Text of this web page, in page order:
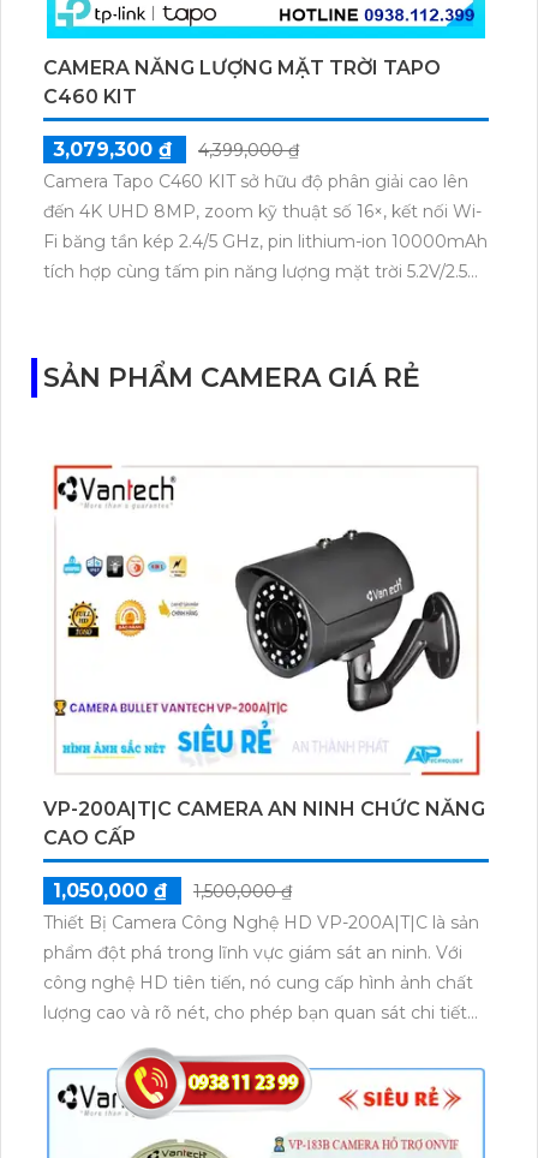
CAMERA NĂNG LƯỢNG MẶT TRỜI TAPO
C460 KIT
3,079,300 ₫
4,399,000 ₫
Camera Tapo C460 KIT sở hữu độ phân giải cao lên
đến 4K UHD 8MP, zoom kỹ thuật số 16×, kết nối Wi-
Fi băng tần kép 2.4/5 GHz, pin lithium-ion 10000mAh
tích hợp cùng tấm pin năng lượng mặt trời 5.2V/2.5W.
SẢN PHẨM CAMERA GIÁ RẺ
VP-200A|T|C CAMERA AN NINH CHỨC NĂNG
CAO CẤP
1,050,000 ₫
1,500,000 ₫
Thiết Bị Camera Công Nghệ HD VP-200A|T|C là sản
phẩm đột phá trong lĩnh vực giám sát an ninh. Với
công nghệ HD tiên tiến, nó cung cấp hình ảnh chất
lượng cao và rõ nét, cho phép bạn quan sát chi tiết
ánh sáng yếu nhờ tính năng hồng ngoại thông minh.
Đặc biệt, VP-200A|T|C còn có khả năng chống nước,
chống va đập, phù hợp với mọi môi trường. Sản